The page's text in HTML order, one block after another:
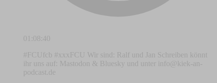
01:08:40
#FCUfcb #xxxFCU Wir sind: Ralf und Jan Schreiben könnt
ihr uns auf: Mastodon & Bluesky und unter
info@kiek-an-
podcast.de